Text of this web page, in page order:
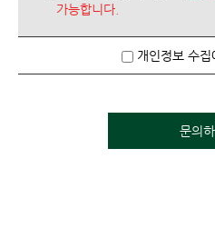
가능합니다.
개인정보 수집